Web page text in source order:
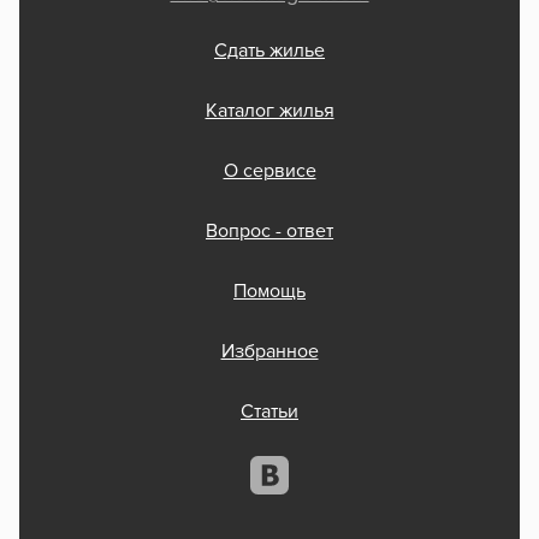
Сдать жилье
Каталог жилья
О сервисе
Вопрос - ответ
Помощь
Избранное
Статьи